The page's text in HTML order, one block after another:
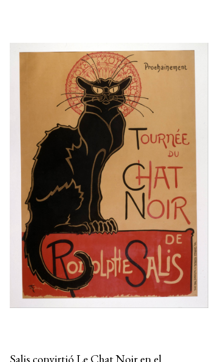
Salis convirtió Le Chat Noir en el